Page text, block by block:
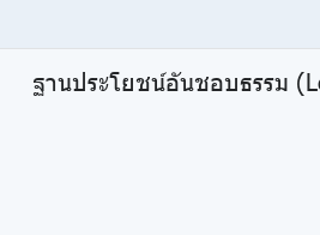
ฐานประโยชน์อันชอบธรรม